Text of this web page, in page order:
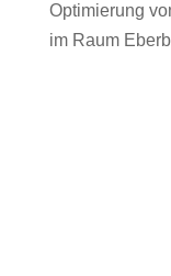
Optimierung
im Raum